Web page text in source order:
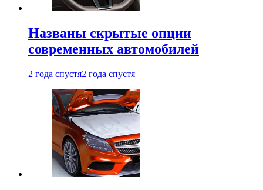
Названы скрытые опции
современных автомобилей
2 года спустя2 года спустя